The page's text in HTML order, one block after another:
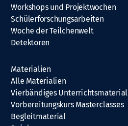
Workshops und Projektwochen
Schülerforschungsarbeiten
Woche der Teilchenwelt
Detektoren
Materialien
Alle Materialien
Vierbändiges Unterrichtsmaterial
Vorbereitungskurs Masterclasses
Begleitmaterial